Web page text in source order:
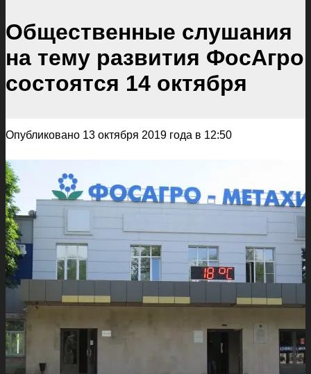
Общественные слушания
на тему развития ФосАгро
состоятся 14 октября
Опубликовано 13 октября 2019 года в 12:50